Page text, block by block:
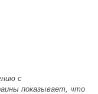
с
показывает, что